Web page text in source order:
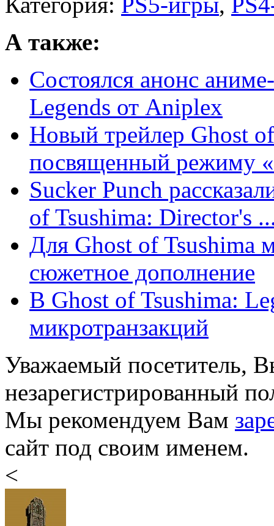
А также:
Состоялся анонс
Legends от Aniplex
Новый трейлер Ghost
посвященный режиму
Sucker Punch
of Tsushima: Director's
Для Ghost of Tsushima
сюжетное дополнение
В Ghost of Tsushima:
микротранзакций
Уважаемый посетитель,
незарегистрированный
Мы рекомендуем Вам
сайт под своим именем.
<